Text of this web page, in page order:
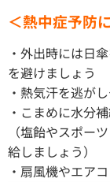
＜熱中症予防
・外出時には日
を避けましょう
・熱気汗を逃が
・こまめに水分
（塩飴やスポー
給しましょう）
・扇風機やエア